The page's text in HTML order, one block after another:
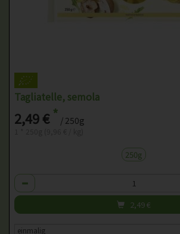
Tagliatelle, semola
2,49 €* / 250g
250g
Anzahl
2,49€